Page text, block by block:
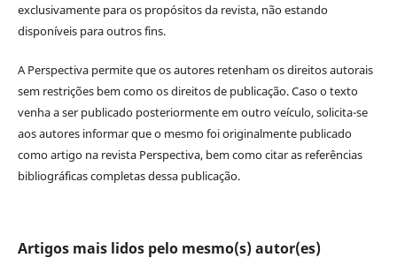
exclusivamente para os propósitos da revista, não estando
disponíveis para outros fins.
A Perspectiva permite que os autores retenham os direitos autorais
sem restrições bem como os direitos de publicação. Caso o texto
venha a ser publicado posteriormente em outro veículo, solicita-se
aos autores informar que o mesmo foi originalmente publicado
como artigo na revista Perspectiva, bem como citar as referências
bibliográficas completas dessa publicação.
Artigos mais lidos pelo mesmo(s) autor(es)